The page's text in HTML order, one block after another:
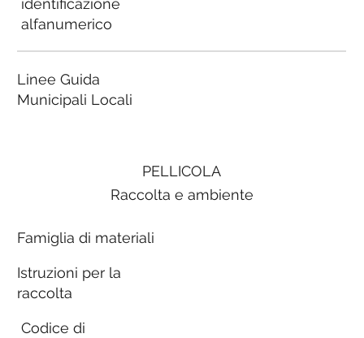
PELLICOLA
Raccolta e ambiente
Famiglia di materiali
Istruzioni per la
raccolta
Codice di
alfanumerico
Linee Guida
Municipali Locali